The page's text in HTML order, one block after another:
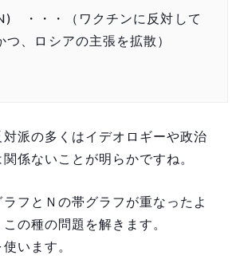
・・・（ワクチンに反対して
つ、ロシアの主張を拡散）
派の多くはイデオロギーや政治
係ないことが明らかですね。
フとＮの帯グラフが重なったよ
の種の問題を解きます。
います。